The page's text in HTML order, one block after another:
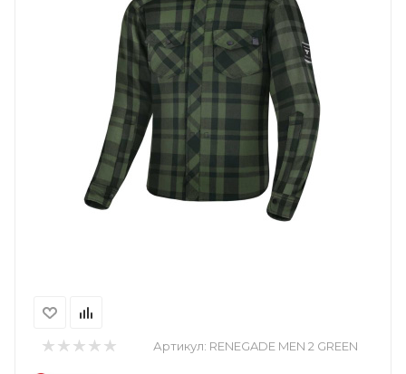
Артикул: RENEGADE MEN 2 GREEN